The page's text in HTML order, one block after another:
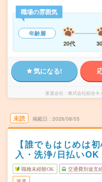
職場の雰囲気
年齢層
20代
気になる!
派遣会社 株式会社綜合キ
未読 掲載日 2026/08/05
【誰でもはじめは
入・洗浄/日払いOK
職種未経験OK 交通費別途支
派遣